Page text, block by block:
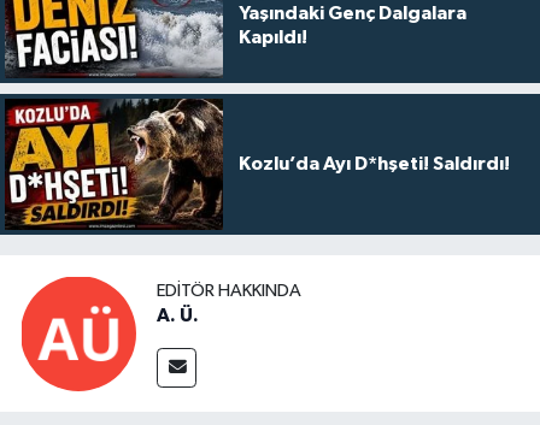
Yaşındaki Genç Dalgalara
Kapıldı!
Kozlu’da Ayı D*hşeti! Saldırdı!
EDITÖR HAKKINDA
A. Ü.